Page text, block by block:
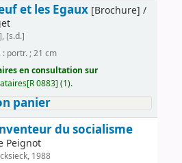
et les Egaux[Brochure] /
[s.d.]
: portr. ; 21 cm
en consultation sur
0883] (1).
panier
du socialisme
Peignot
1988